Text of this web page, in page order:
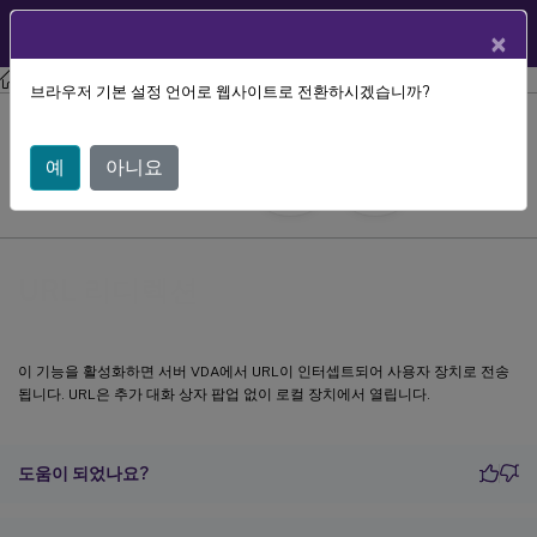
Citrix Workspace 앱 ChromeOS용 Citrix Workspace 앱
이 기능을 활성화하면 서버 VDA에서 URL이 인터셉트되어 사용자 장치로 전송
됩니다. URL은 추가 대화 상자 팝업 없이 로컬 장치에서 열립니다.
도움이 되었나요?
URL 리디렉션
September 20,
×
브라우저 기본 설정 언어로 웹사이트로 전환하시겠습니까?
예 아니요